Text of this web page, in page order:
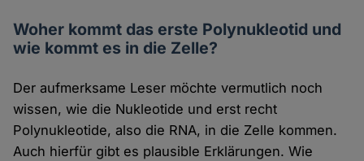
Woher kommt das erste Polynukleotid und
wie kommt es in die Zelle?
Der aufmerksame Leser möchte vermutlich noch
wissen, wie die Nukleotide und erst recht
Polynukleotide, also die RNA, in die Zelle kommen.
Auch hierfür gibt es plausible Erklärungen. Wie